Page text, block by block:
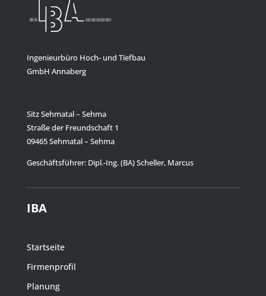
Ingenieurbüro Hoch- und Tiefbau
GmbH Annaberg
Sitz Sehmatal – Sehma
Straße der Freundschaft 1
09465 Sehmatal – Sehma
Geschäftsführer: Dipl.-Ing. (BA) Scheller, Marcus
IBA
Startseite
Firmenprofil
Planung